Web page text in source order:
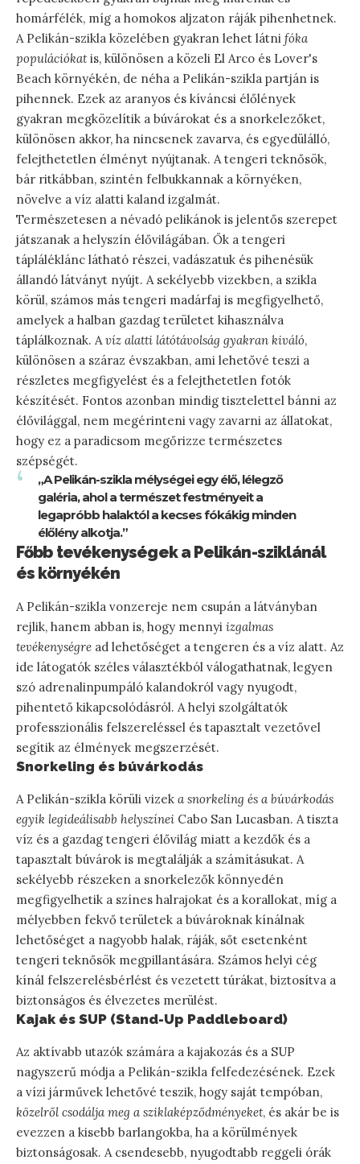
homárfélék, míg a homokos aljzaton ráják pihenhetnek.
A Pelikán-szikla közelében gyakran lehet látni fóka
populációkatis, különösen a közeli El Arco és Lover's
Beach környékén, de néha a Pelikán-szikla partján is
pihennek. Ezek az aranyos és kíváncsi élőlények
gyakran megközelítik a búvárokat és a snorkelezőket,
különösen akkor, ha nincsenek zavarva, és egyedülálló,
felejthetetlen élményt nyújtanak. A tengeri teknősök,
bár ritkábban, szintén felbukkannak a környéken,
növelve a víz alatti kaland izgalmát.
Természetesen a névadó pelikánok is jelentős szerepet
játszanak a helyszín élővilágában. Ők a tengeri
tápláléklánc látható részei, vadászatuk és pihenésük
állandó látványt nyújt. A sekélyebb vizekben, a szikla
körül, számos más tengeri madárfaj is megfigyelhető,
amelyek a halban gazdag területet kihasználva
táplálkoznak. Avíz alatti látótávolság gyakran kiváló,
különösen a száraz évszakban, ami lehetővé teszi a
részletes megfigyelést és a felejthetetlen fotók
készítését. Fontos azonban mindig tisztelettel bánni az
élővilággal, nem megérinteni vagy zavarni az állatokat,
hogy ez a paradicsom megőrizze természetes
szépségét.
„A Pelikán-szikla mélységei egy élő, lélegző
galéria, ahol a természet festményeit a
legapróbb halaktól a kecses fókákig minden
élőlény alkotja.”
Főbb tevékenységek a Pelikán-sziklánál
és környékén
A Pelikán-szikla vonzereje nem csupán a látványban
rejlik, hanem abban is, hogy mennyi izgalmas
tevékenységre ad lehetőséget a tengeren és a víz alatt. Az
ide látogatók széles választékból válogathatnak, legyen
szó adrenalinpumpáló kalandokról vagy nyugodt,
pihentető kikapcsolódásról. A helyi szolgáltatók
professzionális felszereléssel és tapasztalt vezetővel
segítik az élmények megszerzését.
Snorkeling és búvárkodás
A Pelikán-szikla körüli vizek a snorkeling és a búvárkodás
egyik legideálisabb helyszínei Cabo San Lucasban. A tiszta
víz és a gazdag tengeri élővilág miatt a kezdők és a
tapasztalt búvárok is megtalálják a számításukat. A
sekélyebb részeken a snorkelezők könnyedén
megfigyelhetik a színes halrajokat és a korallokat, míg a
mélyebben fekvő területek a búvároknak kínálnak
lehetőséget a nagyobb halak, ráják, sőt esetenként
tengeri teknősök megpillantására. Számos helyi cég
kínál felszerelésbérlést és vezetett túrákat, biztosítva a
biztonságos és élvezetes merülést.
Kajak és SUP (Stand-Up Paddleboard)
Az aktívabb utazók számára a kajakozás és a SUP
nagyszerű módja a Pelikán-szikla felfedezésének. Ezek
a vízi járművek lehetővé teszik, hogy saját tempóban,
közelről csodálja meg a sziklaképződményeket, és akár be is
evezzen a kisebb barlangokba, ha a körülmények
biztonságosak. A csendesebb, nyugodtabb reggeli órák